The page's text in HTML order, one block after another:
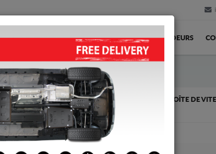
ACCUEIL LIVRAISON AVIS REVENDEURS
PROTECTION SOUS MOTEUR ET DE LA BOÎTE DE
(2017-2026)
Code d'article: 30.149